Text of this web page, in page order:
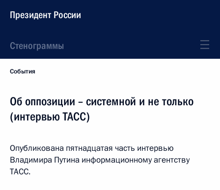
Президент России
Стенограммы
События
Об оппозиции – системной и не только
(интервью ТАСС)
Опубликована пятнадцатая часть интервью
Владимира Путина информационному агентству
ТАСС.